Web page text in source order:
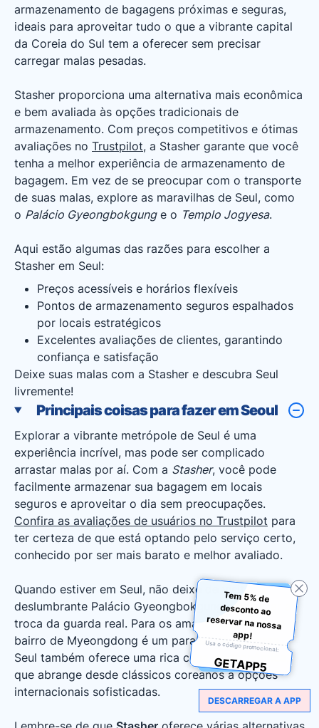
armazenamento de bagagens próximas e seguras,
ideais para aproveitar tudo o que a vibrante capital
da Coreia do Sul tem a oferecer sem precisar
carregar malas pesadas.
Stasher proporciona uma alternativa mais econômica
e bem avaliada às opções tradicionais de
armazenamento. Com preços competitivos e ótimas
avaliações no Trustpilot, a Stasher garante que você
tenha a melhor experiência de armazenamento de
bagagem. Em vez de se preocupar com o transporte
de suas malas, explore as maravilhas de Seul, como
o Palácio Gyeongbokgunge o Templo Jogyesa.
Aqui estão algumas das razões para escolher a
Stasher em Seul:
Preços acessíveis e horários flexíveis
Pontos de armazenamento seguros espalhados
por locais estratégicos
Excelentes avaliações de clientes, garantindo
confiança e satisfação
Deixe suas malas com a Stasher e descubra Seul
livremente!
Principais coisas para fazer em Seoul
Explorar a vibrante metrópole de Seul é uma
experiência incrível, mas pode ser complicado
arrastar malas por aí. Com a Stasher, você pode
facilmente armazenar sua bagagem em locais
seguros e aproveitar o dia sem preocupações.
Confira as avaliações de usuários no Trustpilot para
ter certeza de que está optando pelo serviço certo,
conhecido por ser mais barato e melhor avaliado.
Quando estiver em Seul, não deixe de visitar o
deslumbrante Palácio Gyeongbokgung e apreciar a
troca da guarda real. Para os amantes da moda, o
bairro de Myeongdong é um paraíso de compras.
Seul também oferece uma rica cena gastronômica,
que abrange desde clássicos coreanos a opções
internacionais sofisticadas.
Tem 5% de
desconto ao
reservar na nossa
app!
Usa o código promocional:
GETAPP5
DESCARREGAR A APP